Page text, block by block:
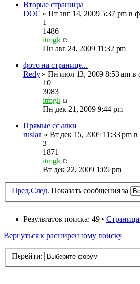
Вторые страницы
DOC » Пт авг 14, 2009 5:37 pm в
1
1486
itmgk
Пн авг 24, 2009 11:32 pm
фото на странице...
Redy » Пн июл 13, 2009 8:53 am в
10
3083
itmgk
Пн дек 21, 2009 9:44 pm
Прямые ссылки
ruslan » Вт дек 15, 2009 11:33 pm
3
1871
itmgk
Вт дек 22, 2009 1:05 pm
Пред.След. Показать сообщения за
Результатов поиска: 49 • Страница
Вернуться к расширенному поиску
Перейти: